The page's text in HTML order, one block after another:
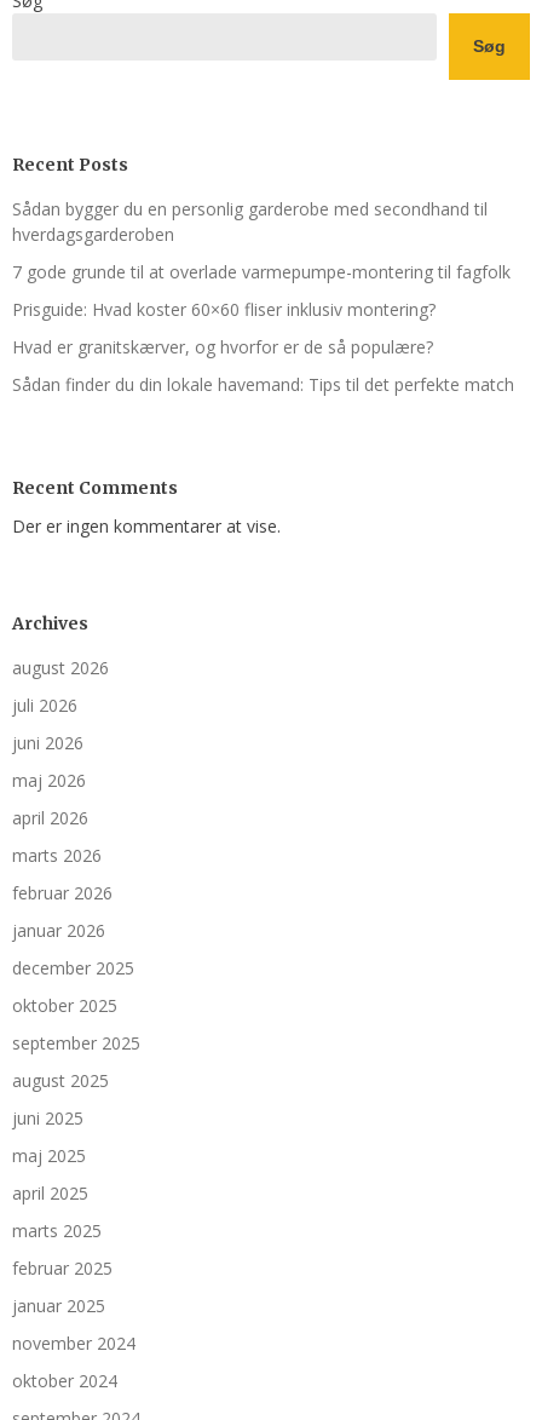
Søg
Recent Posts
Sådan bygger du en personlig garderobe med secondhand til
hverdagsgarderoben
7 gode grunde til at overlade varmepumpe-montering til fagfolk
Prisguide: Hvad koster 60×60 fliser inklusiv montering?
Hvad er granitskærver, og hvorfor er de så populære?
Sådan finder du din lokale havemand: Tips til det perfekte match
Recent Comments
Der er ingen kommentarer at vise.
Archives
august 2026
juli 2026
juni 2026
maj 2026
april 2026
marts 2026
februar 2026
januar 2026
december 2025
oktober 2025
september 2025
august 2025
juni 2025
maj 2025
april 2025
marts 2025
februar 2025
januar 2025
november 2024
oktober 2024